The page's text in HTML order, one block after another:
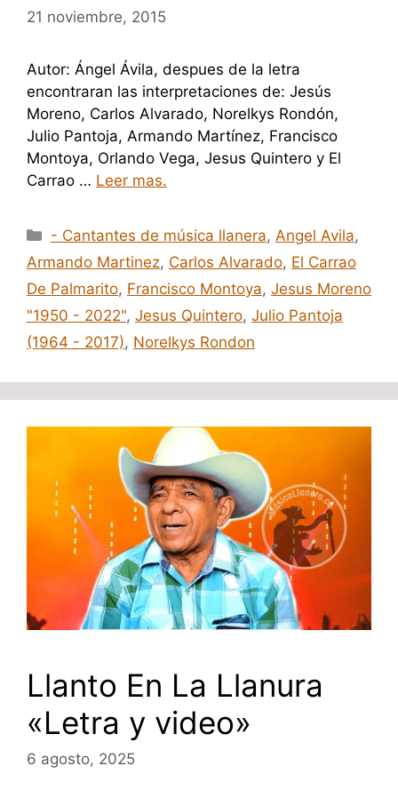
21 noviembre, 2015
Autor: Ángel Ávila, despues de la letra
encontraran las interpretaciones de: Jesús
Moreno, Carlos Alvarado, Norelkys Rondón,
Julio Pantoja, Armando Martínez, Francisco
Montoya, Orlando Vega, Jesus Quintero y El
Carrao … Leer mas.
Categorías
- Cantantes de música llanera, Angel Avila,
Armando Martinez, Carlos Alvarado, El Carrao
De Palmarito, Francisco Montoya, Jesus Moreno
"1950 - 2022", Jesus Quintero, Julio Pantoja
(1964 - 2017), Norelkys Rondon
Llanto En La Llanura
«Letra y video»
6 agosto, 2025